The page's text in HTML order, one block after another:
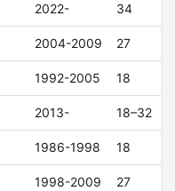
2022- 34
2004-2009 27
1992-2005 18
2013- 18–32
1986-1998 18
1998-2009 27